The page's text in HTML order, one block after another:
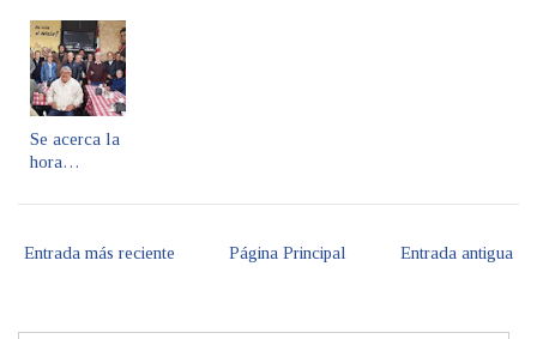
Se acerca la
hora…
Entrada más reciente Entrada antigua
Página Principal